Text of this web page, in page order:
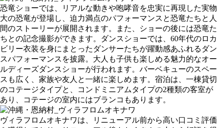
恐竜ショーでは、リアルな動きや咆哮音を忠実に再現した実物
大の恐竜が登場し、迫力満点のパフォーマンスと恐竜たちと人
間のストーリーが展開されます。また、ショーの後には恐竜た
ちとの記念撮影ができます。ダンスショーでは、60年代のロカ
ビリー衣装を身にまとったダンサーたちが躍動感あふれるダン
スパフォーマンスを披露。大人も子供も楽しめる魅力的なオー
ルディーズダンスショーが行われます。バーベキューのスペー
スも広く、家族や友人と一緒に楽しめます。宿泊は、一棟貸切
のコテージタイプと、コンドミニアムタイプの2種類の客室が
あり、コテージの室内にはブランコもあります。
ヴィラフロムオキナワは、リニューアル前から高い口コミ評価